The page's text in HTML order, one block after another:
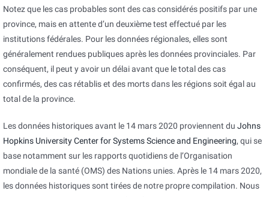
Notez que les cas probables sont des cas considérés positifs par une
province, mais en attente d’un deuxième test effectué par les
institutions fédérales. Pour les données régionales, elles sont
généralement rendues publiques après les données provinciales. Par
conséquent, il peut y avoir un délai avant que le total des cas
confirmés, des cas rétablis et des morts dans les régions soit égal au
total de la province.
Les données historiques avant le 14 mars 2020 proviennent du Johns
Hopkins University Center for Systems Science and Engineering, qui se
base notamment sur les rapports quotidiens de l’Organisation
mondiale de la santé (OMS) des Nations unies. Après le 14 mars 2020,
les données historiques sont tirées de notre propre compilation. Nous